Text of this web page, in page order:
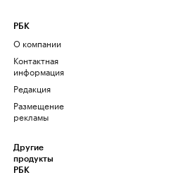
РБК
О компании
Контактная
информация
Редакция
Размещение
рекламы
Другие
продукты
РБК